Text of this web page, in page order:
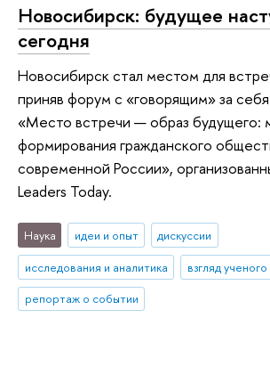
Новосибирск: будущее
сегодня
Новосибирск стал местом для
приняв форум с «говорящим» за
«Место встречи — образ будущего:
формирования гражданского
современной России»,
Leaders Today.
Наука идеи и опыт
дискуссии
исследования и аналитика
взгляд ученого
репортаж о событии